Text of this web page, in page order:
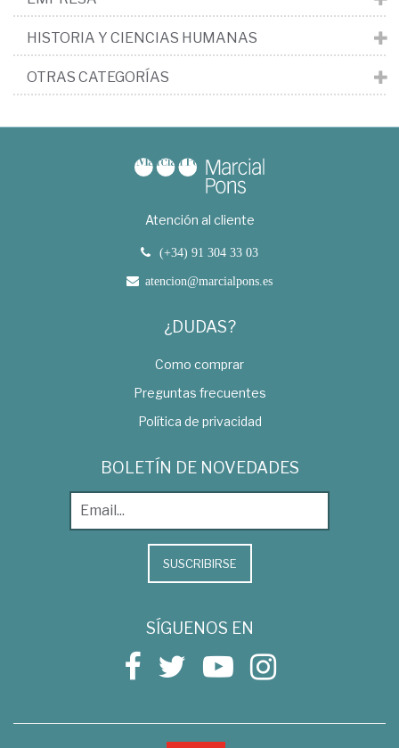
HISTORIA Y CIENCIAS HUMANAS
OTRAS CATEGORÍAS
Atención al cliente
(+34) 91 304 33 03
atencion@marcialpons.es
¿DUDAS?
Como comprar
Preguntas frecuentes
Política de privacidad
BOLETÍN DE NOVEDADES
SUSCRIBIRSE
SÍGUENOS EN